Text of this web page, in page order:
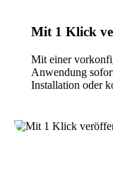
Mit 1 Klick
Mit einer
Anwendung
Installation oder